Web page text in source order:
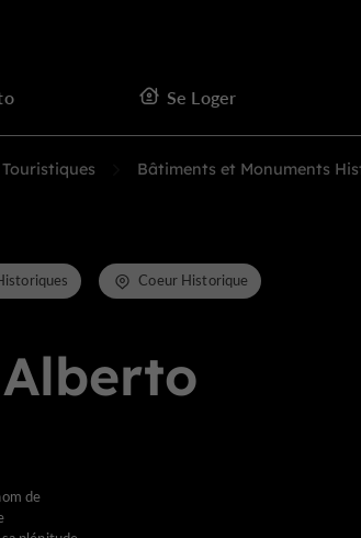
Se Loger
Bâtiments et Monuments
Coeur Historique
de